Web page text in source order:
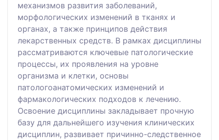
механизмов развития заболеваний,
морфологических изменений в тканях и
органах, а также принципов действия
лекарственных средств. В рамках дисциплины
рассматриваются ключевые патологические
процессы, их проявления на уровне
организма и клетки, основы
патологоанатомических изменений и
фармакологических подходов к лечению.
Освоение дисциплины закладывает прочную
базу для дальнейшего изучения клинических
дисциплин, развивает причинно-следственное